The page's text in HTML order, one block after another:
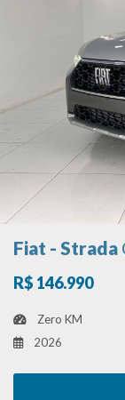
Fiat - Strada
R$ 146.990
Zero KM
2026